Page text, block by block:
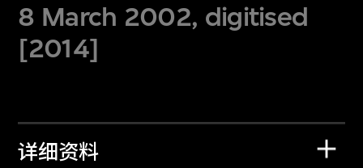
8 March 2002, digitised
[2014]
详细资料